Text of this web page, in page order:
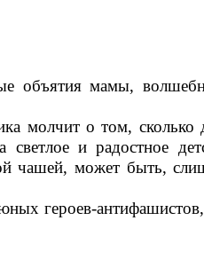
объятия мамы,
молчит о том, сколько
и радостное
чашей, может быть,
героев-